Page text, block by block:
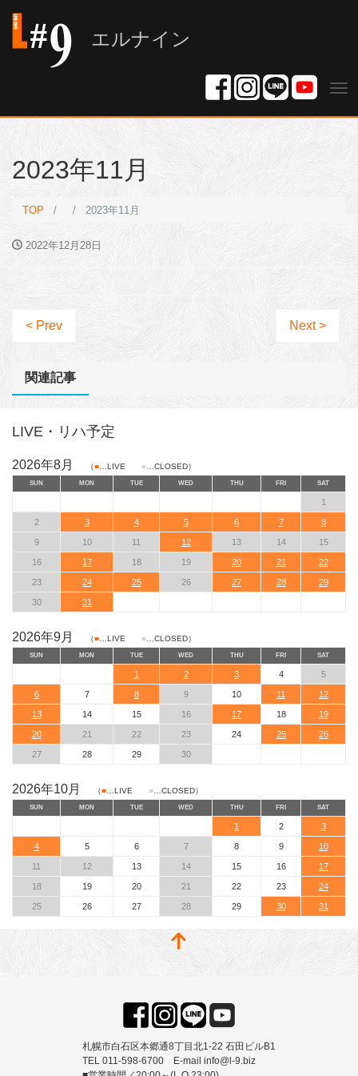
エルナイン
2023年11月
TOP 2023年11月
2022年12月28日
< Prev Next >
関連記事
LIVE・リハ予定
2026年8月 （■ …LIVE ■ …CLOSED）
SUN MON TUE WED THU FRI SAT
1
2 3 4 5 6 7 8
9 10 11 12 13 14 15
16 17 18 19 20 21 22
23 24 25 26 27 28 29
30 31
2026年9月 （■ …LIVE ■ …CLOSED）
SUN MON TUE WED THU FRI SAT
1 2 3 4 5
6 7 8 9 10 11 12
13 14 15 16 17 18 19
20 21 22 23 24 25 26
27 28 29 30
2026年10月 （■ …LIVE ■ …CLOSED）
SUN MON TUE WED THU FRI SAT
1 2 3
4 5 6 7 8 9 10
11 12 13 14 15 16 17
18 19 20 21 22 23 24
25 26 27 28 29 30 31
札幌市白石区本郷通8丁目北1-22 石田ビルB1
TEL 011-598-6700 E-mail info@l-9.biz